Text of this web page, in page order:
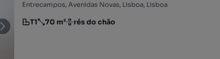
Entrecampos, Avenidas Novas, Lisboa, Lisboa
Tipologia
T1
Preço por metro quadrado
70 m²
Andar rés do chão